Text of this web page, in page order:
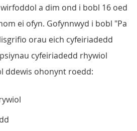
a dim ond i bobl 16 oed
ei ofyn. Gofynnwyd i bobl "Pa
orau eich cyfeiriadedd
cyfeiriadedd rhywiol
ddewis ohonynt roedd: